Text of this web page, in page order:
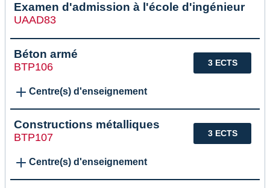
Examen d'admission à l'école d'ingénieur
UAAD83
3 ECTS
Béton armé
BTP106
Centre(s) d'enseignement
3 ECTS
Constructions métalliques
BTP107
Centre(s) d'enseignement